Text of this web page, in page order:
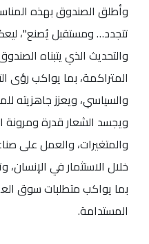
وأطلق الصندوق بهذه
تتجدد… ومستقبل يُصنع"،
والتحديث الذي يتبناه
المتراكمة، بما يواكب رؤى
والسياسي، ويعزز جاهزيته
ويجسد الشعار قدرة ومرونة
والمتغيرات، والعمل على
خلال الاستثمار في الإنسان،
بما يواكب متطلبات سوق
المستدامة.